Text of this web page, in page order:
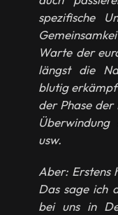
spezifische
Warte der
längst die
blutig
der Phase der
usw.
Aber: Erstens
Das sage ich
bei uns in